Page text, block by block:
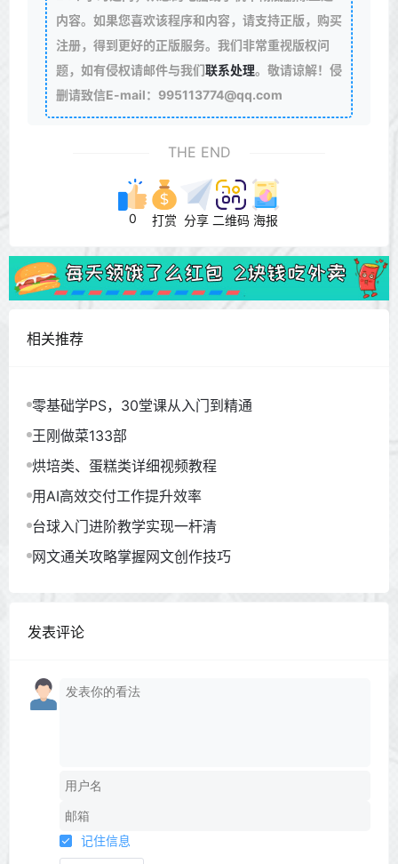
内容。如果您喜欢该程序和内容，请支持正版，购买
注册，得到更好的正版服务。我们非常重视版权问
题，如有侵权请邮件与我们联系处理。敬请谅解！侵
删请致信E-mail：995113774@qq.com
THE END
0 打赏 分享 二维码 海报
相关推荐
零基础学PS，30堂课从入门到精通
王刚做菜133部
烘培类、蛋糕类详细视频教程
用AI高效交付工作提升效率
台球入门进阶教学实现一杆清
网文通关攻略掌握网文创作技巧
发表评论
记住信息